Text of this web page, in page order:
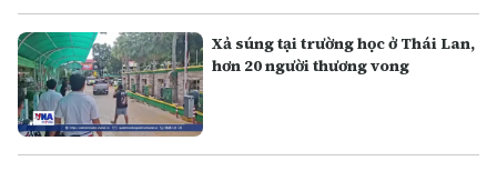
Xả súng tại trường học ở Thái Lan,
hơn 20 người thương vong